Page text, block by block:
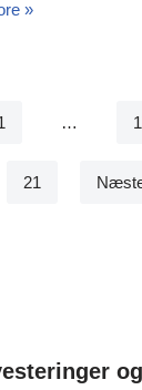
»
…
21